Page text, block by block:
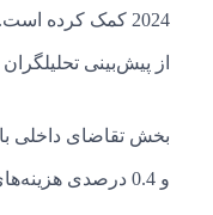
از پیش‌بینی تحلیلگران (0.6 درصد)
و 0.4 درصدی